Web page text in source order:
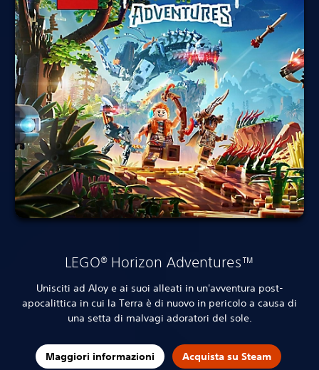
LEGO® Horizon Adventures™
Unisciti ad Aloy e ai suoi alleati in un'avventura post-
apocalittica in cui la Terra è di nuovo in pericolo a causa di
una setta di malvagi adoratori del sole.
Maggiori informazioni Acquista su Steam